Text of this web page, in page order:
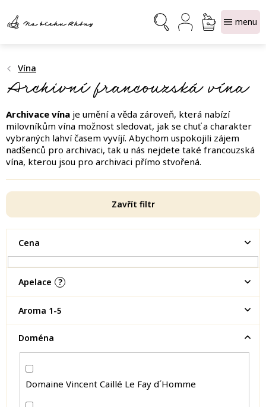
obsah
NÁKUPNÍ
KOŠÍK
Vína
Archivní francouzská vína
Archivace vína je umění a věda zároveň, která nabízí
milovníkům vína možnost sledovat, jak se chuť a charakter
vybraných lahví časem vyvíjí. Abychom uspokojili zájem
nadšenců pro archivaci, tak u nás nejdete také francouzská
vína, kterou jsou pro archivaci přímo stvořená.
Zavřít filtr
Cena
Apelace ?
Aroma 1-5
Doména
Domaine Vincent Caillé Le Fay d´Homme